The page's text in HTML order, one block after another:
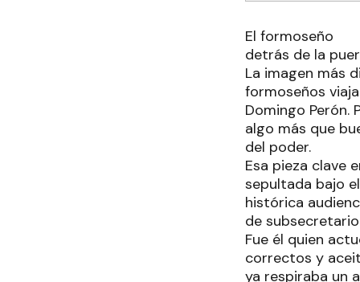
El formoseño
detrás de la
La imagen más
formoseños
Domingo Perón.
algo más que
del poder.
Esa pieza clave
sepultada bajo
histórica
de
Fue él quien
correctos y
ya respiraba un